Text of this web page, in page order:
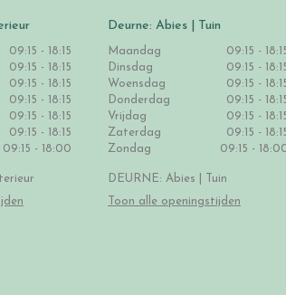
09:15 - 18:15
09:15 - 18:15
09:15 - 18:15
09:15 - 18:15
09:15 - 18:15
09:15 - 18:15
09:15 - 18:00
Deurne: Abies | Tuin
Maandag
09:15 -
Dinsdag
09:15 -
Woensdag
09:15 -
Donderdag
09:15 -
Vrijdag
09:15 -
Zaterdag
09:15 -
Zondag
09:15 -
DEURNE: Abies | Tuin
Toon alle openingstijden